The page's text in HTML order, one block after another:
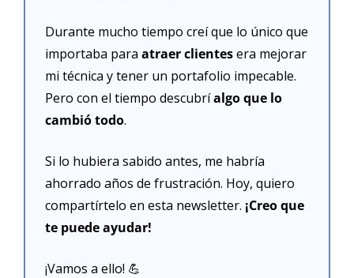
Durante mucho tiempo creí que lo único que
importaba para atraer clientes era mejorar
mi técnica y tener un portafolio impecable.
Pero con el tiempo descubrí algo que lo
cambió todo.
Si lo hubiera sabido antes, me habría
ahorrado años de frustración. Hoy, quiero
compartírtelo en esta newsletter. ¡Creo que
te puede ayudar!
¡Vamos a ello! 💪